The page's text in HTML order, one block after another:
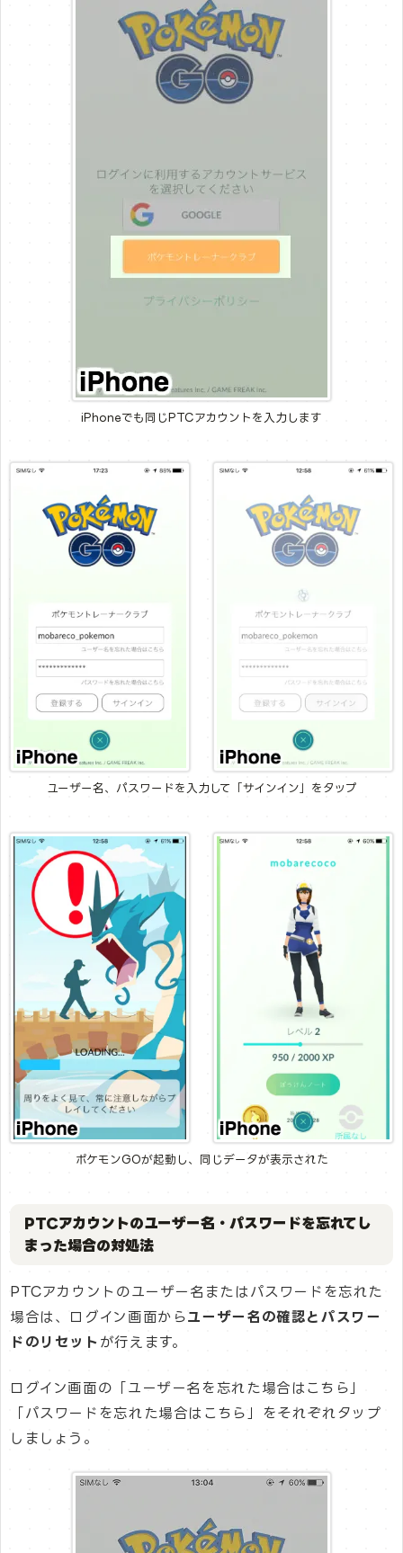
iPhoneでも同じPTCアカウントを入力します
ユーザー名、パスワードを入力して「サインイン」をタップ
ポケモンGOが起動し、同じデータが表示された
PTCアカウントのユーザー名・パスワードを忘れてし
まった場合の対処法
PTCアカウントのユーザー名またはパスワードを忘れた
場合は、ログイン画面からユーザー名の確認とパスワー
ドのリセット が行えます。
ログイン画面の「ユーザー名を忘れた場合はこちら」
「パスワードを忘れた場合はこちら」をそれぞれタップ
しましょう。